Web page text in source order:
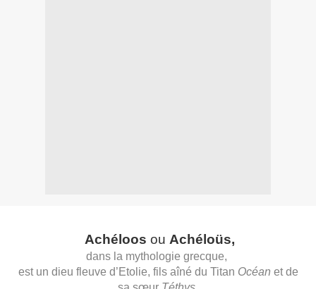
Achéloos ou Achéloüs,
dans la mythologie grecque,
est un dieu fleuve d’Etolie, fils aîné du Titan Océan et de